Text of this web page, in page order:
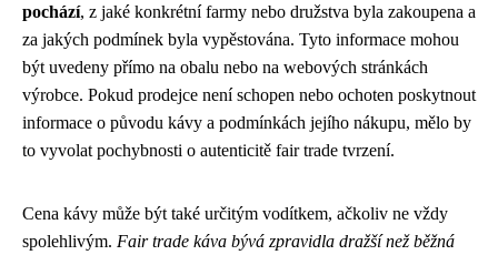
pochází, z jaké konkrétní farmy nebo družstva byla zakoupena a
za jakých podmínek byla vypěstována. Tyto informace mohou
být uvedeny přímo na obalu nebo na webových stránkách
výrobce. Pokud prodejce není schopen nebo ochoten poskytnout
informace o původu kávy a podmínkách jejího nákupu, mělo by
to vyvolat pochybnosti o autenticitě fair trade tvrzení.
Cena kávy může být také určitým vodítkem, ačkoliv ne vždy
spolehlivým. Fair trade káva bývá zpravidla dražší než běžná